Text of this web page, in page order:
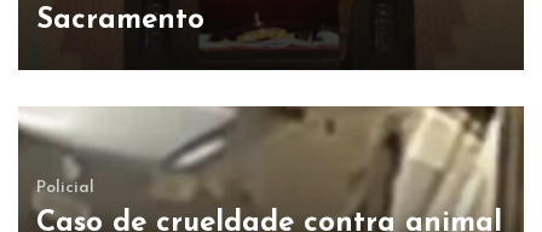
Sacramento
Policial
Caso de crueldade contra animal